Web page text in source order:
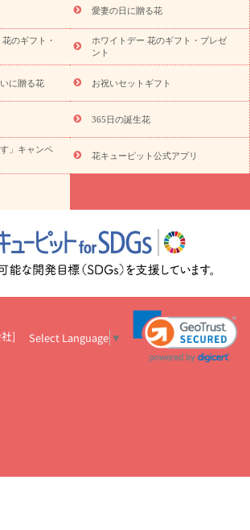
蘭・お祝い ミディ胡蝶蘭・お供え
植物 観葉植物 産直多肉植物
プリザーブ
お供え・お悔やみ 花とセットギフト
フト（hanamore -ハナモア-）
花とみどりの
ットのeGfit カラー ピンク
花の種類 バラ ユリ トルコキキョウ
予
お祝い・3000円～ お祝い・
お祝い・7000円～ お祝い・10000円～
お供え・お悔やみ・3000円～
お供え・お
お供え・お悔やみ・7000円～
お供え・お悔
365日の誕生花カレンダー
開店・開業祝
お祝いを贈るときのマナー・
ットのお祝いコラム一覧
誕生日のお花を「色
結婚祝いの予算相場
出産祝いお役立ち情
ー基礎知識
ペットのお祝いワンポイントアド
（フラスタ）のマナー
お見舞いのマナーとル
お祝い花のマナー総まとめ
祝い花の正解は？
開店祝いの花 選び方ガイ
花キューピットのお供え・
ニック
花美人5人の「花のある暮らし」
美
愛妻の日に贈る花
のギフト・
ホワイトデー 花のギフト・プレゼ
ント
に贈る花 お祝いセットギフト
365日の誕生花
」キャンペ
花キューピット公式アプリ
] Select Language ▼